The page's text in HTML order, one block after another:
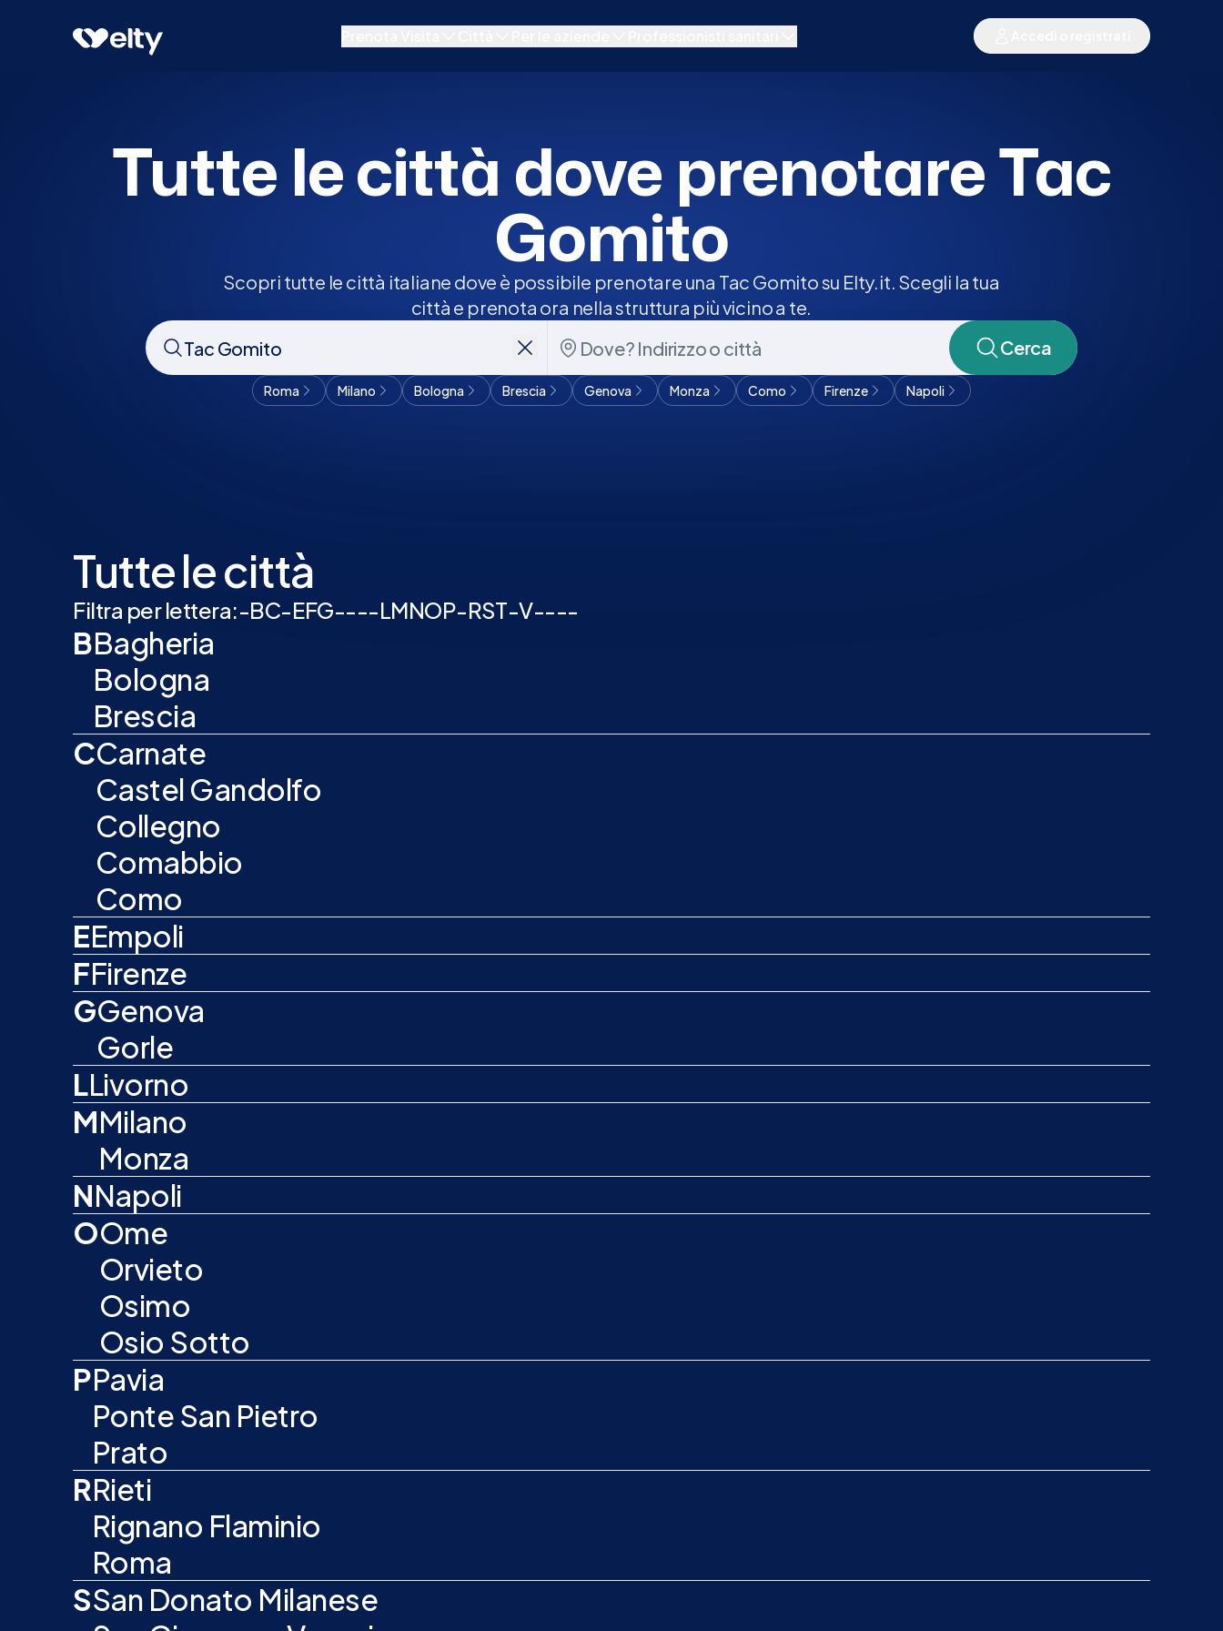
Prestazioni
Centri Medici
Milano
Bologna
Firenze
Tutte le città
Soluzioni di wellbeing aziendale
Per le cliniche
Prenota visita
Tutte le città dove prenotare Tac
Gomito
Scopri tutte le città italiane dove è possibile prenotare una Tac Gomito su Elty.it. Scegli la tua
città e prenota ora nella struttura più vicino a te.
Cerca
Roma Milano Bologna Brescia Genova Monza Como Firenze Napoli
Tutte le città
Filtra per lettera:-BC-EFG----LMNOP-RST-V----
BBagheria
Bologna
Brescia
CCarnate
Castel Gandolfo
Collegno
Comabbio
Como
EEmpoli
FFirenze
GGenova
Gorle
LLivorno
MMilano
Monza
NNapoli
OOme
Orvieto
Osimo
Osio Sotto
PPavia
Ponte San Pietro
Prato
RRieti
Rignano Flaminio
Roma
SSan Donato Milanese